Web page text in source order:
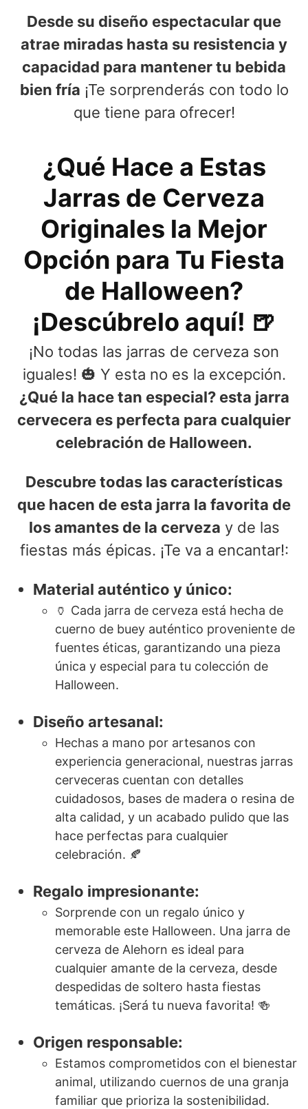
Desde su diseño espectacular que
atrae miradas hasta su resistencia y
capacidad para mantener tu bebida
bien fría ¡Te sorprenderás con todo lo
que tiene para ofrecer!
¿Qué Hace a Estas
Jarras de Cerveza
Originales la Mejor
Opción para Tu Fiesta
de Halloween?
¡Descúbrelo aquí! 🍺
¡No todas las jarras de cerveza son
iguales! 🎃 Y esta no es la excepción.
¿Qué la hace tan especial? esta jarra
cervecera es perfecta para cualquier
celebración de Halloween.
Descubre todas las características
que hacen de esta jarra la favorita de
los amantes de la cerveza y de las
fiestas más épicas. ¡Te va a encantar!:
Material auténtico y único:
🏺 Cada jarra de cerveza está hecha de
cuerno de buey auténtico proveniente de
fuentes éticas, garantizando una pieza
única y especial para tu colección de
Halloween.
Diseño artesanal:
Hechas a mano por artesanos con
experiencia generacional, nuestras jarras
cerveceras cuentan con detalles
cuidadosos, bases de madera o resina de
alta calidad, y un acabado pulido que las
hace perfectas para cualquier
celebración. 🍂
Regalo impresionante:
Sorprende con un regalo único y
memorable este Halloween. Una jarra de
cerveza de Alehorn es ideal para
cualquier amante de la cerveza, desde
despedidas de soltero hasta fiestas
temáticas. ¡Será tu nueva favorita! 🍻
Origen responsable:
Estamos comprometidos con el bienestar
animal, utilizando cuernos de una granja
familiar que prioriza la sostenibilidad.